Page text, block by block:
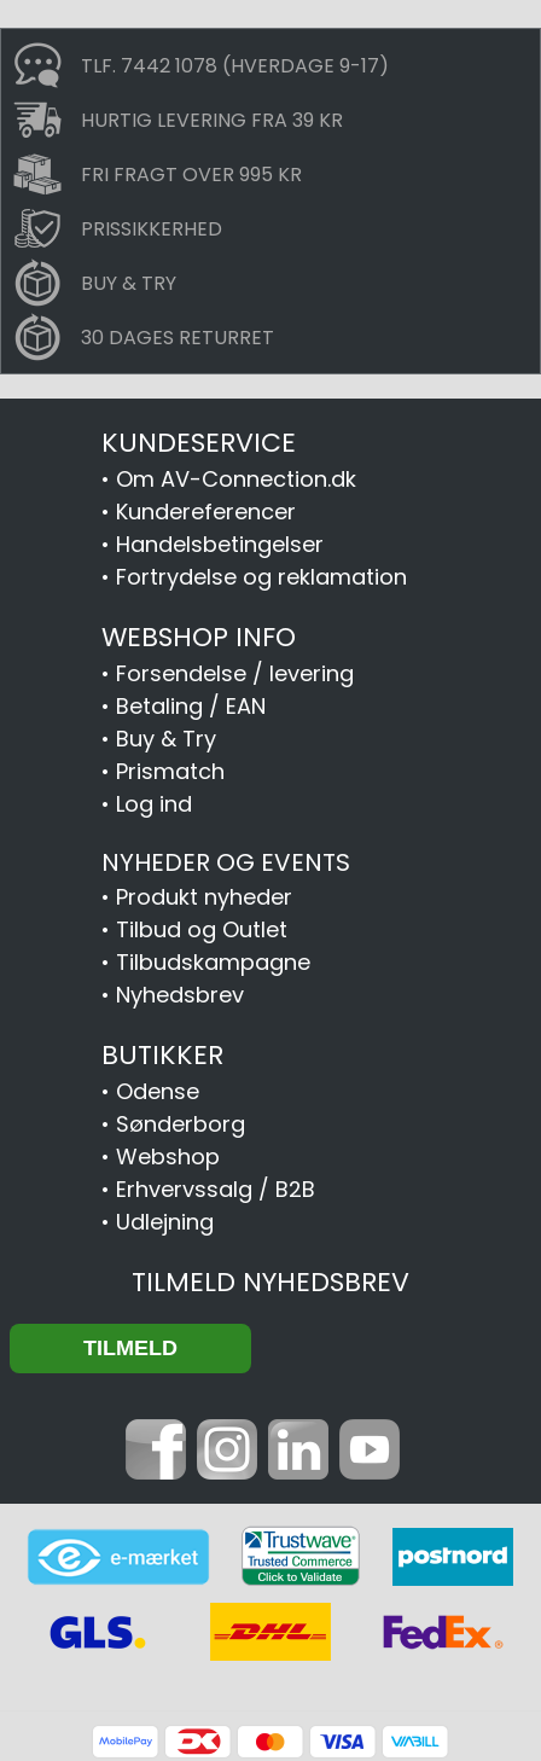
TLF. 7442 1078 (HVERDAGE 9-17)
HURTIG LEVERING FRA 39 KR
FRI FRAGT OVER 995 KR
PRISSIKKERHED
BUY & TRY
30 DAGES RETURRET
KUNDESERVICE
• Om AV-Connection.dk
• Kundereferencer
• Handelsbetingelser
• Fortrydelse og reklamation
WEBSHOP INFO
• Forsendelse / levering
• Betaling / EAN
• Buy & Try
• Prismatch
• Log ind
NYHEDER OG EVENTS
• Produkt nyheder
• Tilbud og Outlet
• Tilbudskampagne
• Nyhedsbrev
BUTIKKER
• Odense
• Sønderborg
• Webshop
• Erhvervssalg / B2B
• Udlejning
TILMELD NYHEDSBREV